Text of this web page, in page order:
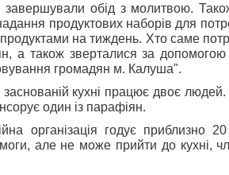
завершували обід з молитвою.
продуктових наборів для
продуктами на тиждень. Хто саме
а також зверталися за допомогою
громадян м. Калуша".
кухні працює двоє людей.
один із парафіян.
організація годує приблизно
але не може прийти до кухні,